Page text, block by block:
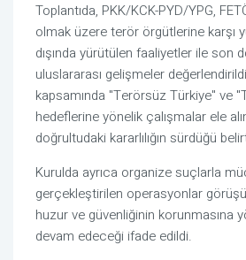
Toplantıda, PKK/KCK-PYD/YPG,
olmak üzere terör örgütlerine karşı
dışında yürütülen faaliyetler ile son
uluslararası gelişmeler
kapsamında "Terörsüz Türkiye" ve
hedeflerine yönelik çalışmalar ele
doğrultudaki kararlılığın sürdüğü
Kurulda ayrıca organize suçlarla
gerçekleştirilen operasyonlar
huzur ve güvenliğinin korunmasına
devam edeceği ifade edildi.